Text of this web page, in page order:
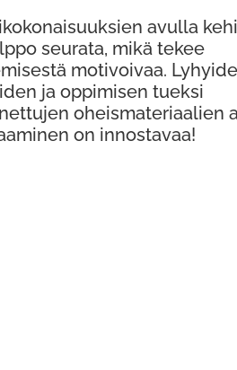
avulla
seurata, mikä tekee
motivoivaa.
ja oppimisen tueksi
oheismateriaalien
on innostavaa!